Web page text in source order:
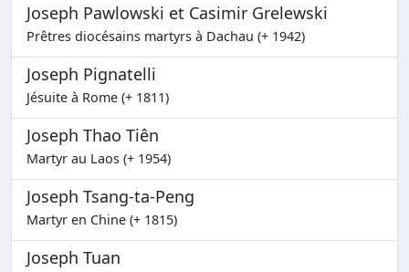
Joseph Pawlowski et Casimir Grelewski
Prêtres diocésains martyrs à Dachau (+ 1942)
Joseph Pignatelli
Jésuite à Rome (+ 1811)
Joseph Thao Tiên
Martyr au Laos (+ 1954)
Joseph Tsang-ta-Peng
Martyr en Chine (+ 1815)
Joseph Tuan